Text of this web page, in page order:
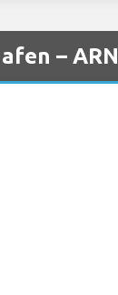
– ARN